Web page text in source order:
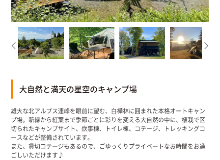
大自然と満天の星空のキャンプ場
雄大な北アルプス連峰を眼前に望む、白樺林に囲まれた本格オートキャン
プ場。新緑から紅葉まで季節ごとに彩りを変える大自然の中に、植栽で区
切られたキャンプサイト、炊事棟、トイレ棟、コテージ、トレッキングコ
ースなどが整備されています。
また、貸切コテージもあるので、ごゆっくりプライベートなお時間をお過
ごしいただけます♪